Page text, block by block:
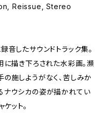
Reissue, Stereo
音したサウンドトラック集。
に描き下ろされた水彩画。瀕
施しようがなく、苦しみか
ナウシカの姿が描かれてい
ット。